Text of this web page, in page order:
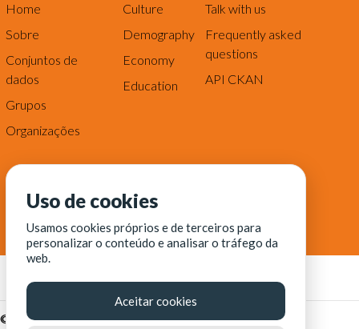
Home
Sobre
Conjuntos de
dados
Grupos
Organizações
Culture
Demography
Economy
Education
Talk with us
Frequently asked
questions
API CKAN
© Fortaleza Digital || CITINOVA - Fundação de Ciência,
Uso de cookies
Usamos cookies próprios e de terceiros para
personalizar o conteúdo e analisar o tráfego da
web.
Aceitar cookies